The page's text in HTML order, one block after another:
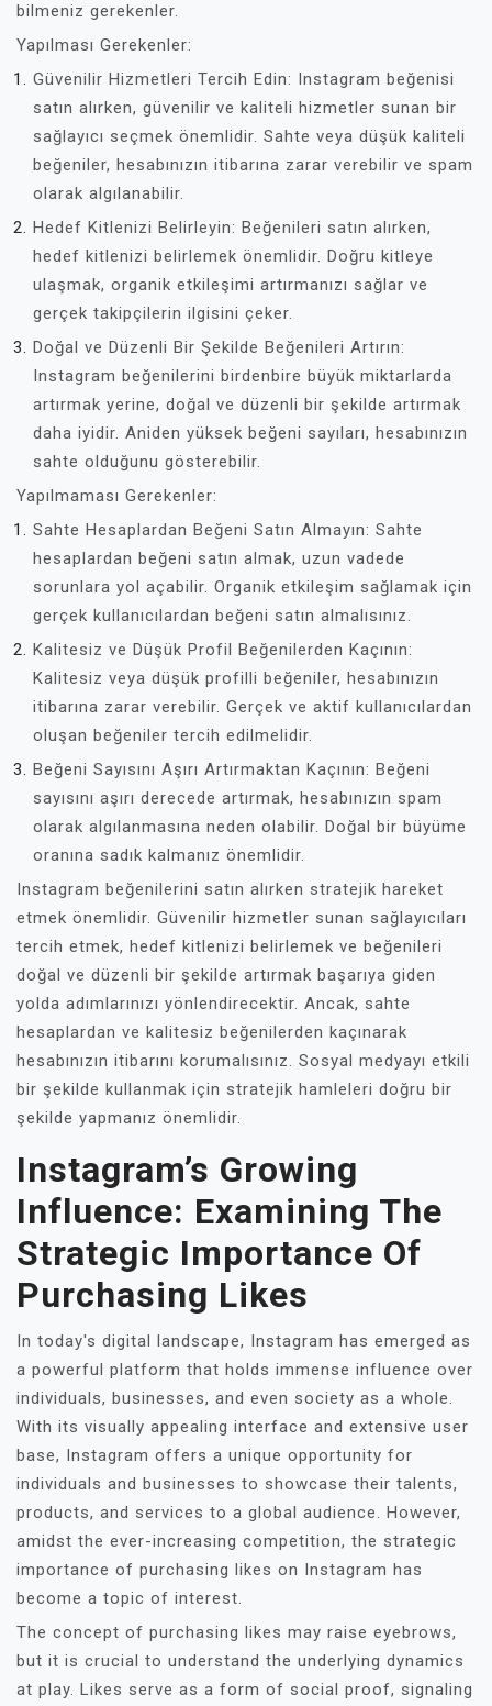
bilmeniz gerekenler.
Yapılması Gerekenler:
Güvenilir Hizmetleri Tercih Edin: Instagram beğenisi
satın alırken, güvenilir ve kaliteli hizmetler sunan bir
sağlayıcı seçmek önemlidir. Sahte veya düşük kaliteli
beğeniler, hesabınızın itibarına zarar verebilir ve spam
olarak algılanabilir.
Hedef Kitlenizi Belirleyin: Beğenileri satın alırken,
hedef kitlenizi belirlemek önemlidir. Doğru kitleye
ulaşmak, organik etkileşimi artırmanızı sağlar ve
gerçek takipçilerin ilgisini çeker.
Doğal ve Düzenli Bir Şekilde Beğenileri Artırın:
Instagram beğenilerini birdenbire büyük miktarlarda
artırmak yerine, doğal ve düzenli bir şekilde artırmak
daha iyidir. Aniden yüksek beğeni sayıları, hesabınızın
sahte olduğunu gösterebilir.
Yapılmaması Gerekenler:
Sahte Hesaplardan Beğeni Satın Almayın: Sahte
hesaplardan beğeni satın almak, uzun vadede
sorunlara yol açabilir. Organik etkileşim sağlamak için
gerçek kullanıcılardan beğeni satın almalısınız.
Kalitesiz ve Düşük Profil Beğenilerden Kaçının:
Kalitesiz veya düşük profilli beğeniler, hesabınızın
itibarına zarar verebilir. Gerçek ve aktif kullanıcılardan
oluşan beğeniler tercih edilmelidir.
Beğeni Sayısını Aşırı Artırmaktan Kaçının: Beğeni
sayısını aşırı derecede artırmak, hesabınızın spam
olarak algılanmasına neden olabilir. Doğal bir büyüme
oranına sadık kalmanız önemlidir.
Instagram beğenilerini satın alırken stratejik hareket
etmek önemlidir. Güvenilir hizmetler sunan sağlayıcıları
tercih etmek, hedef kitlenizi belirlemek ve beğenileri
doğal ve düzenli bir şekilde artırmak başarıya giden
yolda adımlarınızı yönlendirecektir. Ancak, sahte
hesaplardan ve kalitesiz beğenilerden kaçınarak
hesabınızın itibarını korumalısınız. Sosyal medyayı etkili
bir şekilde kullanmak için stratejik hamleleri doğru bir
şekilde yapmanız önemlidir.
Instagram’s Growing
Influence: Examining The
Strategic Importance Of
Purchasing Likes
In today's digital landscape, Instagram has emerged as
a powerful platform that holds immense influence over
individuals, businesses, and even society as a whole.
With its visually appealing interface and extensive user
base, Instagram offers a unique opportunity for
individuals and businesses to showcase their talents,
products, and services to a global audience. However,
amidst the ever-increasing competition, the strategic
importance of purchasing likes on Instagram has
become a topic of interest.
The concept of purchasing likes may raise eyebrows,
but it is crucial to understand the underlying dynamics
at play. Likes serve as a form of social proof, signaling